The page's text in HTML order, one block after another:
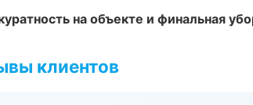
на объекте и финальная
клиентов